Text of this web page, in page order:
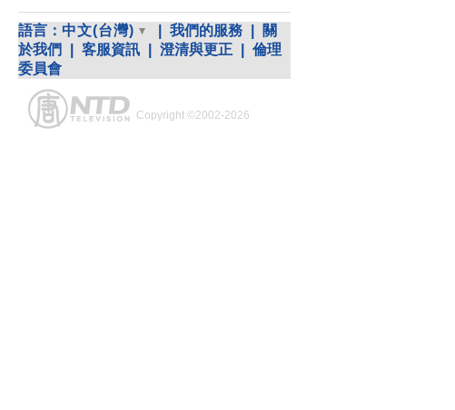
語言： 中文(台灣) 我們的服務
關
於我們
客服資訊 澄清與更正
倫理
委員會
Copyright ©2002-2026